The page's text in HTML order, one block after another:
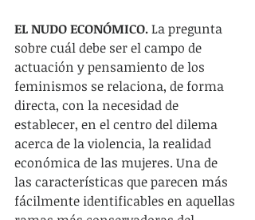
EL NUDO ECONÓMICO. La pregunta
sobre cuál debe ser el campo de
actuación y pensamiento de los
feminismos se relaciona, de forma
directa, con la necesidad de
establecer, en el centro del dilema
acerca de la violencia, la realidad
económica de las mujeres. Una de
las características que parecen más
fácilmente identificables en aquellas